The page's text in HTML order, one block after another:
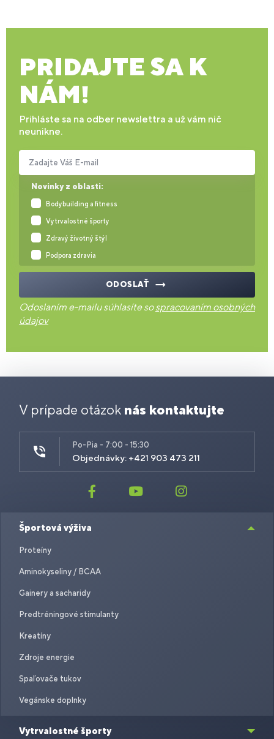
PRIDAJTE SA K
NÁM!
Prihláste sa na odber newslettra a už vám nič
neunikne.
Novinky z oblasti:
Bodybuilding a fitness
Vytrvalostné športy
Zdravý životný štýl
Podpora zdravia
Zadajte Váš E-mail
ODOSLAŤ
Odoslaním e-mailu súhlasíte sospracovaním osobných
údajov
V prípade otázok nás kontaktujte
Po-Pia - 7:00 - 15:30
Objednávky: +421 903 473 211
Športová výživa
Proteíny
Aminokyseliny / BCAA
Gainery a sacharidy
Predtréningové stimulanty
Kreatíny
Zdroje energie
Spaľovače tukov
Vegánske doplnky
Vytrvalostné športy